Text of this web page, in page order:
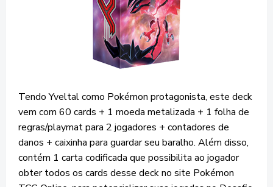
Tendo Yveltal como Pokémon protagonista, este deck
vem com 60 cards + 1 moeda metalizada + 1 folha de
regras/playmat para 2 jogadores + contadores de
danos + caixinha para guardar seu baralho. Além disso,
contém 1 carta codificada que possibilita ao jogador
obter todos os cards desse deck no site Pokémon